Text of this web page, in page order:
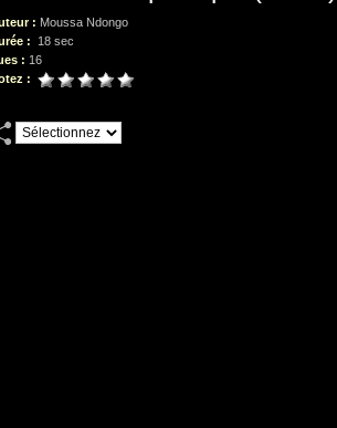
: Moussa Ndongo
:
18 sec
: 16
: